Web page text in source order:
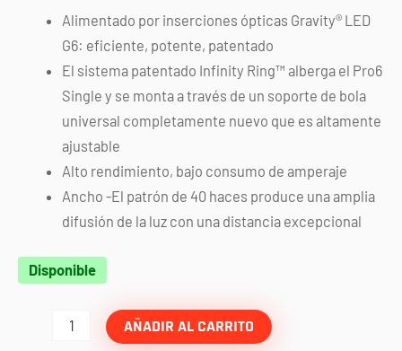
Alimentado por inserciones ópticas Gravity® LED
G6: eficiente, potente, patentado
El sistema patentado Infinity Ring™ alberga el Pro6
Single y se monta a través de un soporte de bola
universal completamente nuevo que es altamente
ajustable
Alto rendimiento, bajo consumo de amperaje
Ancho -El patrón de 40 haces produce una amplia
difusión de la luz con una distancia excepcional
Disponible
Faros
AÑADIR AL CARRITO